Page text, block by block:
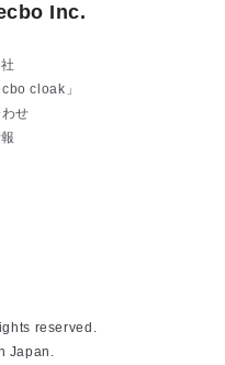
Inc.
cloak」
せ
reserved.
Japan.